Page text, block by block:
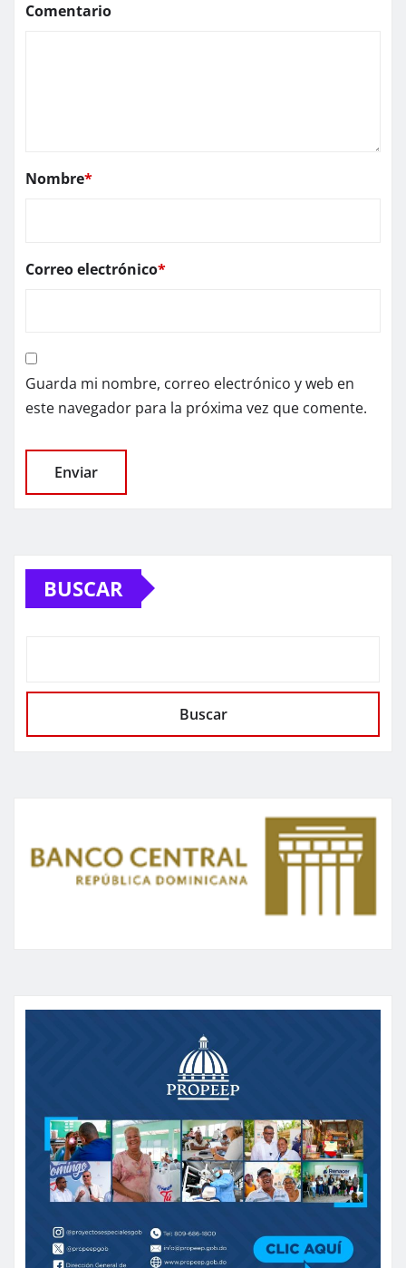
Comentario
Nombre*
Correo electrónico*
Guarda mi nombre, correo electrónico y web en
este navegador para la próxima vez que comente.
BUSCAR
Buscar